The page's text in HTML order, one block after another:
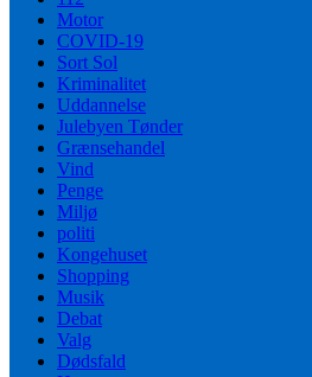
Motor
COVID-19
Sort Sol
Kriminalitet
Uddannelse
Julebyen Tønder
Grænsehandel
Vind
Penge
Miljø
politi
Kongehuset
Shopping
Musik
Debat
Valg
Dødsfald